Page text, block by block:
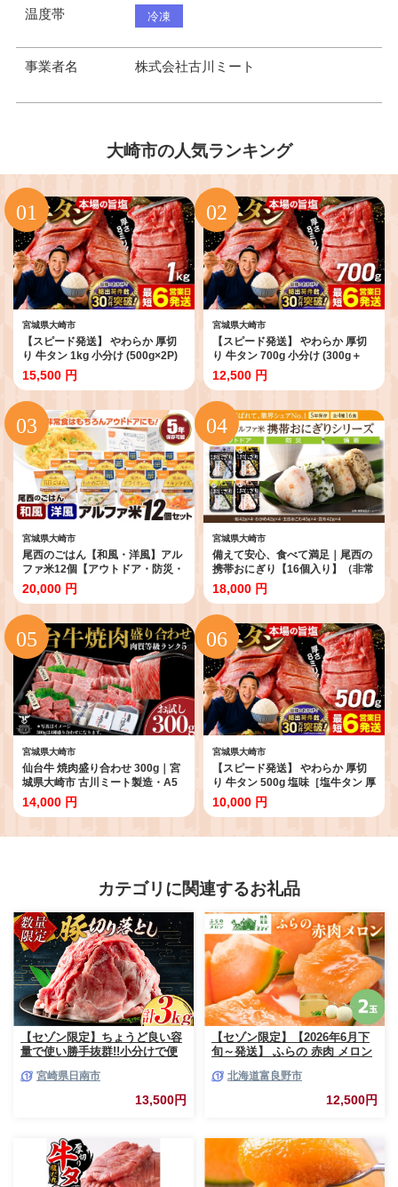
温度帯 冷凍
事業者名 株式会社古川ミート
大崎市の人気ランキング
宮城県大崎市
【スピード発送】 やわらか 厚切
り 牛タン 1kg 小分け (500g×2P)
塩味［塩牛タン 厚切り8mm 沖縄
の塩 シママース 肉 牛肉 タン 仙台
名物 グルメ 焼肉 個包装 味付け 味
付き 柔らか 厚切 食品 人気 冷凍
焼くだけ にく お肉 バーベキュー
BBQ キャンプ アウトドア お取り
寄せ グルメ 宮城県 牛たん ギフト
贈答 大崎市 古川ミート］ fm-tan-
1kg-15500
15,500 円
宮城県大崎市
【スピード発送】 やわらか 厚切
り 牛タン 700g 小分け (300g＋
400g) 塩味［塩牛タン 厚切り
8mm 沖縄の塩 シママース使用 肉
牛肉 タン 仙台 名物 グルメ 焼肉
小分け 個包装 味付け 味付き 柔ら
か 厚切 食品 冷凍 焼くだけ にく
お肉 バーベキュー BBQ キャンプ
宮城県 ギフト 贈答 大崎市 古川ミ
ート］fm-tan-700g-12500
12,500 円
宮城県大崎市
尾西のごはん【和風・洋風】アル
ファ米12個【アウトドア・防災・
備蓄に】 米 お米 ごはん 非常食 保
存食 防災グッズ 防災 防災食 アル
ファ米 長期保存 ご飯 尾西食品 キ
ャンプ アウトドア 登山 大崎市
20,000 円
宮城県大崎市
備えて安心、食べて満足｜尾西の
携帯おにぎり【16個入り】（非常
食・保存食・キャンプにも） 非常
食 保存食 防災グッズ 防災 アルフ
ァ米 長期保存 おにぎり 尾西食品
キャンプ アウトドア 登山 ふるさ
と納税 非常食 送料無料
18,000 円
宮城県大崎市
仙台牛 焼肉盛り合わせ 300g｜宮
城県大崎市 古川ミート製造・A5
等級使用・タレ付き・冷凍便 肉
牛肉 焼肉 仙台牛 古川ミート 国産
税 焼肉 送料無料
14,000 円
宮城県大崎市
【スピード発送】 やわらか 厚切
り 牛タン 500g 塩味［塩牛タン 厚
切り8mm 沖縄の塩 シママース使
用 肉 牛肉 タン 仙台 名物 グルメ
柔らか 厚切 食品 人気 冷凍 焼くだ
宮城県 牛たん 贈答 大崎市 古川ミ
ート］fm-tan-500g-10000
10,000 円
カテゴリに関連するお礼品
【セゾン限定】ちょうど良い容
量で使い勝手抜群!!小分けで便
3kg お肉 豚肉 ポーク 国産 小分
け 真空パック 個包装 万能食材
おすすめ おかず 食品 炒め物 お
ぶ 焼肉 お祝い 記念日 ギフト
贈り物 贈答 プレゼント おすそ
分け 宮崎県 日南市 送料無料
_BCV1-24
宮崎県日南市
13,500円
【セゾン限定】【2026年6月下
旬～発送】 ふらの 赤肉 メロン
市 (相馬農園) メロン フルーツ
果物 新鮮 甘い 贈り物 ギフト
道産 ジューシー おやつ ふらの
北海道富良野市
12,500円